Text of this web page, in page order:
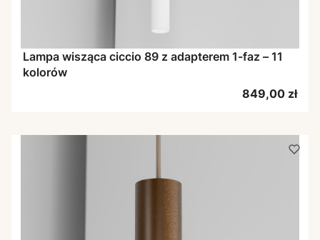
Lampa wisząca ciccio 89 z adapterem 1-faz – 11
kolorów
Cena
849,00 zł